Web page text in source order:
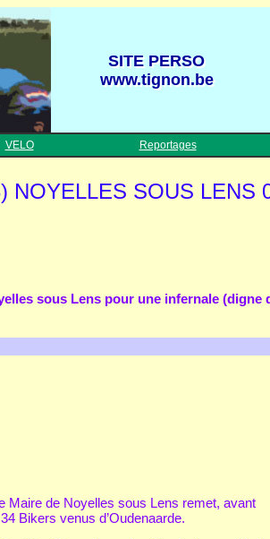
SITE PERSO
www.tignon.be
SITE PERSO
www.tignon.be
VELO Reportages
NOYELLES SOUS LENS
sous Lens pour une infernale
Maire de Noyelles sous Lens remet, avant
Bikers venus d’Oudenaarde.